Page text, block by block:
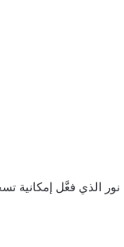
الذي فعَّل إمكانية